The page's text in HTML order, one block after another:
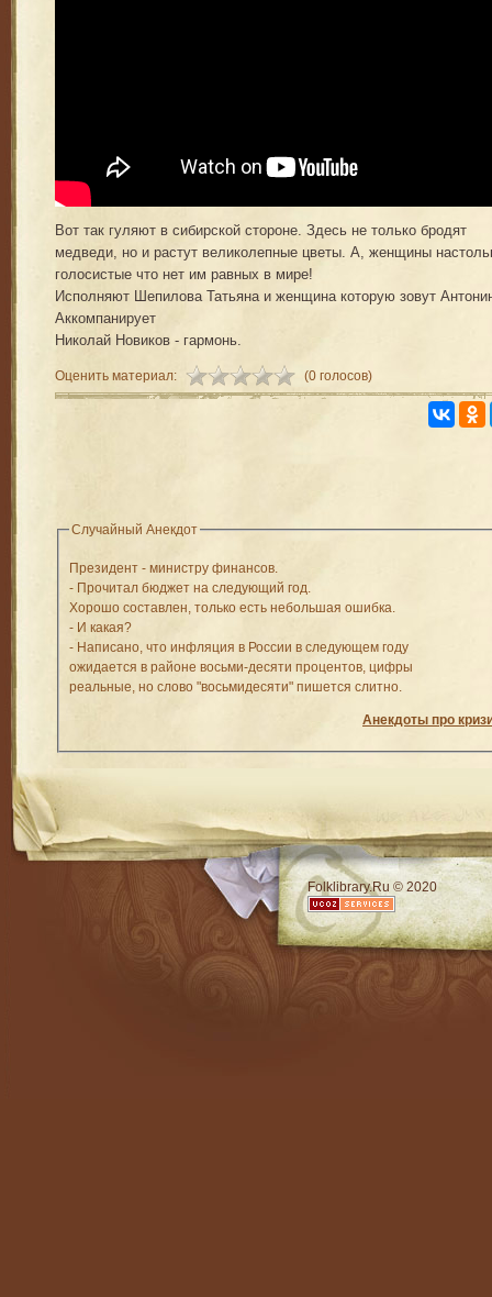
Вот так гуляют в сибирской стороне. Здесь не только бродят
медведи, но и растут великолепные цветы. А, женщины
голосистые что нет им равных в мире!
Исполняют Шепилова Татьяна и женщина которую зовут
Аккомпанирует
Николай Новиков - гармонь.
Оценить материал: (0 голосов)
Случайный Анекдот
Президент - министру финансов.
- Прочитал бюджет на следующий год.
Хорошо составлен, только есть небольшая ошибка.
- И какая?
- Написано, что инфляция в России в следующем году
ожидается в районе восьми-десяти процентов, цифры
реальные, но слово "восьмидесяти" пишется слитно.
Анекдоты про
Folklibrary.Ru © 2020
RSS